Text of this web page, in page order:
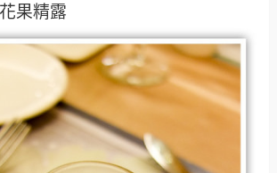
果精露